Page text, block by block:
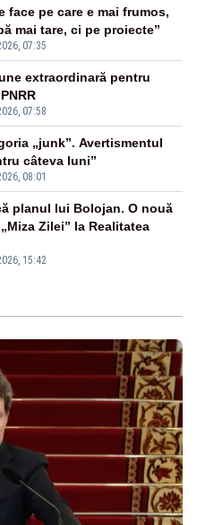
07:35
face pe care e mai frumos,
mai tare, ci pe proiecte”
07:58
extraordinară pentru
08:01
„junk”. Avertismentul
câteva luni”
15:42
planul lui Bolojan. O nouă
Zilei” la Realitatea